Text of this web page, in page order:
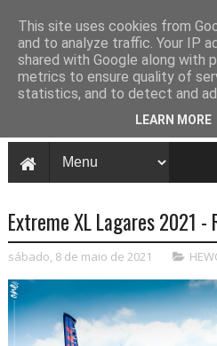
Extreme XL Lagares 2021 -
sábado, 8 de maio de 2021
This site uses cookies from
and to analyze traffic. Your IP
shared with Google along with
metrics to ensure quality of
statistics, and to detect and
LEARN MORE